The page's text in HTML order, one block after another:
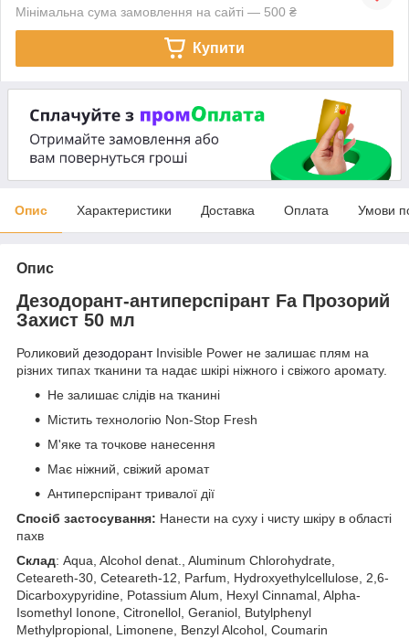
Мінімальна сума замовлення на сайті — 500 ₴
Купити
Опис Характеристики Доставка Оплата Умови
Опис
Дезодорант-антиперспірант Fa Прозорий
Захист 50 мл
Роликовий дезодорантInvisible Power не залишає плям на
різних типах тканини та надає шкірі ніжного і свіжого аромату.
Не залишає слідів на тканині
Містить технологію Non-Stop Fresh
М'яке та точкове нанесення
Має ніжний, свіжий аромат
Антиперспірант тривалої дії
Спосіб застосування: Нанести на суху і чисту шкіру в області
пахв
Склад: Aqua, Alcohol denat., Aluminum Chlorohydrate,
Ceteareth-30, Ceteareth-12, Parfum, Hydroxyethylcellulose, 2,6-
Dicarboxypyridine, Potassium Alum, Hexyl Cinnamal, Alpha-
Isomethyl Ionone, Citronellol, Geraniol, Butylphenyl
Methylpropional, Limonene, Benzyl Alcohol, Coumarin